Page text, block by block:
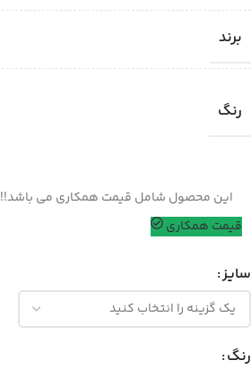
برند
رنگ
این محصول شامل قیمت همکاری می باشد!!
قیمت همکاری
سایز
رنگ